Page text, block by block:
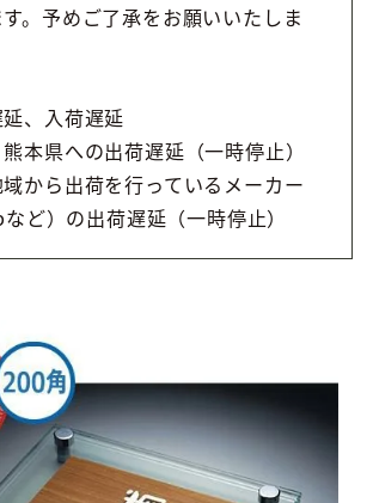
。予めご了承をお願いいたしま
、入荷遅延
熊本県への出荷遅延（一時停止）
域から出荷を行っているメーカー
など）の出荷遅延（一時停止）